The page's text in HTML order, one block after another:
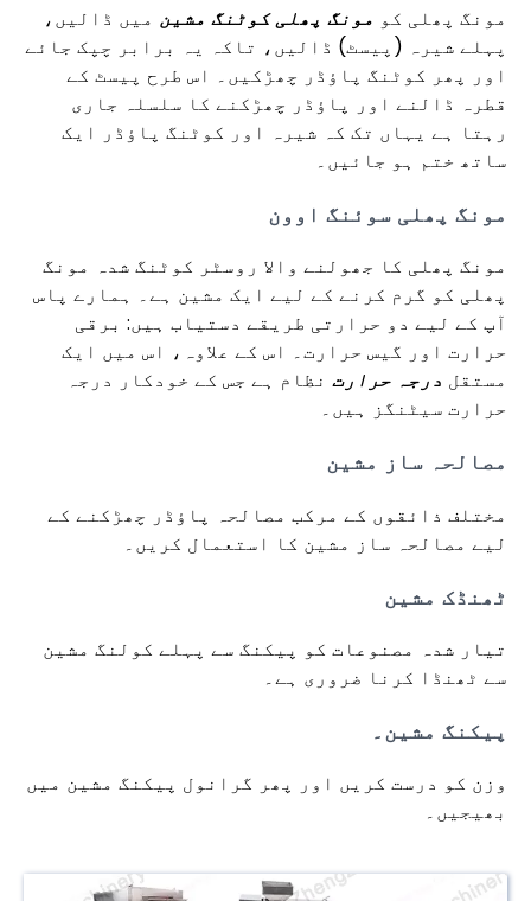
مونگ پھلی کو مونگ پھلی کوٹنگ مشین میں ڈالیں،
پہلے شیرہ (پیسٹ) ڈالیں، تاکہ یہ برابر چپک جائے
اور پھر کوٹنگ پاؤڈر چھڑکیں۔ اس طرح پیسٹ کے
قطرہ ڈالنے اور پاؤڈر چھڑکنے کا سلسلہ جاری
رہتا ہے یہاں تک کہ شیرہ اور کوٹنگ پاؤڈر ایک
ساتھ ختم ہو جائیں۔
مونگ پھلی سوئنگ اوون
مونگ پھلی کا جھولنے والا روسٹر کوٹنگ شدہ مونگ
پھلی کو گرم کرنے کے لیے ایک مشین ہے۔ ہمارے پاس
آپ کے لیے دو حرارتی طریقے دستیاب ہیں: برقی
حرارت اور گیس حرارت۔ اس کے علاوہ، اس میں ایک
مستقل درجہ حرارت نظام ہے جس کے خودکار درجہ
حرارت سیٹنگز ہیں۔
مصالحہ ساز مشین
مختلف ذائقوں کے مرکب مصالحہ پاؤڈر چھڑکنے کے
لیے مصالحہ ساز مشین کا استعمال کریں۔
ٹھنڈک مشین
تیار شدہ مصنوعات کو پیکنگ سے پہلے کولنگ مشین
سے ٹھنڈا کرنا ضروری ہے۔
پیکنگ مشین۔
وزن کو درست کریں اور پھر گرانول پیکنگ مشین میں
بھیجیں۔